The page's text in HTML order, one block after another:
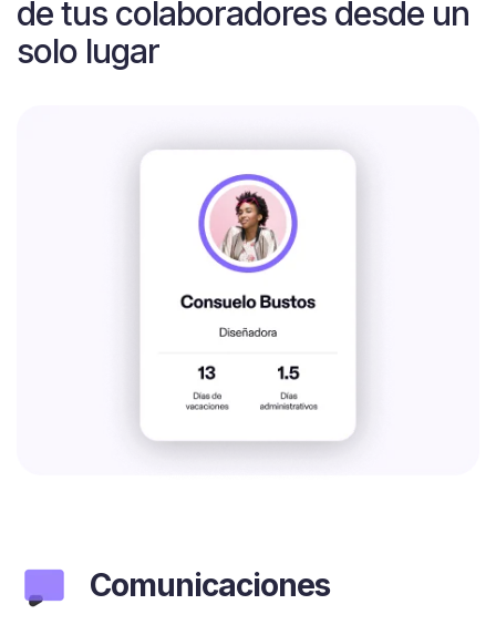
de tus colaboradores desde un
solo lugar
Comunicaciones